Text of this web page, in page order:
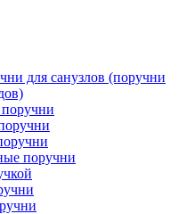
для санузлов (поручни
поручни